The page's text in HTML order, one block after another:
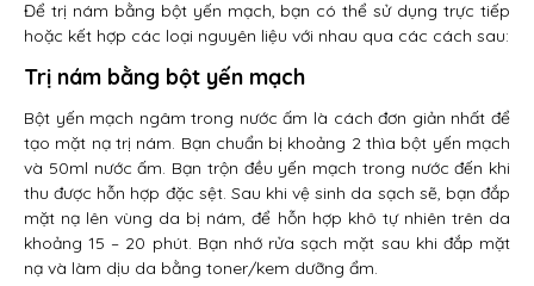
Để trị nám bằng bột yến mạch, bạn có thể sử dụng trực tiếp
hoặc kết hợp các loại nguyên liệu với nhau qua các cách sau:
Trị nám bằng bột yến mạch
Bột yến mạch ngâm trong nước ấm là cách đơn giản nhất để
tạo mặt nạ trị nám. Bạn chuẩn bị khoảng 2 thìa bột yến mạch
và 50ml nước ấm. Bạn trộn đều yến mạch trong nước đến khi
thu được hỗn hợp đặc sệt. Sau khi vệ sinh da sạch sẽ, bạn đắp
mặt nạ lên vùng da bị nám, để hỗn hợp khô tự nhiên trên da
khoảng 15 – 20 phút. Bạn nhớ rửa sạch mặt sau khi đắp mặt
nạ và làm dịu da bằng toner/kem dưỡng ẩm.